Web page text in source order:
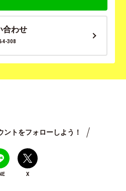
合わせ
308
トをフォローしよう！
X